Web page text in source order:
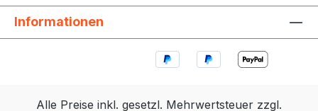
Informationen
Alle Preise inkl. gesetzl. Mehrwertsteuer zzgl.